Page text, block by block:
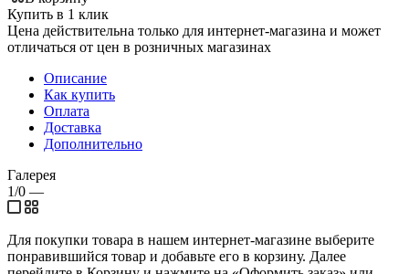
Купить в 1 клик
Цена действительна только для интернет-магазина и может
отличаться от цен в розничных магазинах
Описание
Как купить
Оплата
Доставка
Дополнительно
Галерея
1/0 —
Для покупки товара в нашем интернет-магазине выберите
понравившийся товар и добавьте его в корзину. Далее